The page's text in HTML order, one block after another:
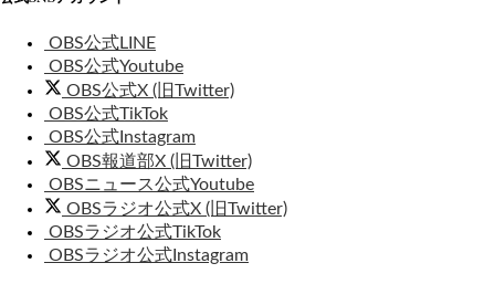
OBS公式LINE
OBS公式Youtube
OBS公式X (旧Twitter)
OBS公式TikTok
OBS公式Instagram
OBS報道部X (旧Twitter)
OBSニュース公式Youtube
OBSラジオ公式X (旧Twitter)
OBSラジオ公式TikTok
OBSラジオ公式Instagram